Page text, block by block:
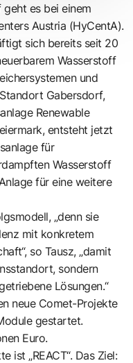
es bei einem
Austria (HyCentA).
sich bereits seit 20
Wasserstoff
und
Gabersdorf,
Renewable
entsteht jetzt
für
Wasserstoff
für eine weitere
„denn sie
mit konkretem
so Tausz, „damit
sondern
Lösungen.“
neue Comet-Projekte
gestartet.
Euro.
ist „REACT“. Das Ziel: